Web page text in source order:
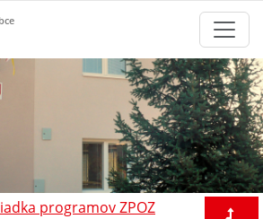
programov ZPOZ